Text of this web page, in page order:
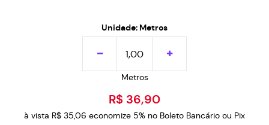
Unidade: Metros
Metros
R$ 36,90
à vista R$ 35,06 economize 5% no Boleto Bancário ou Pix